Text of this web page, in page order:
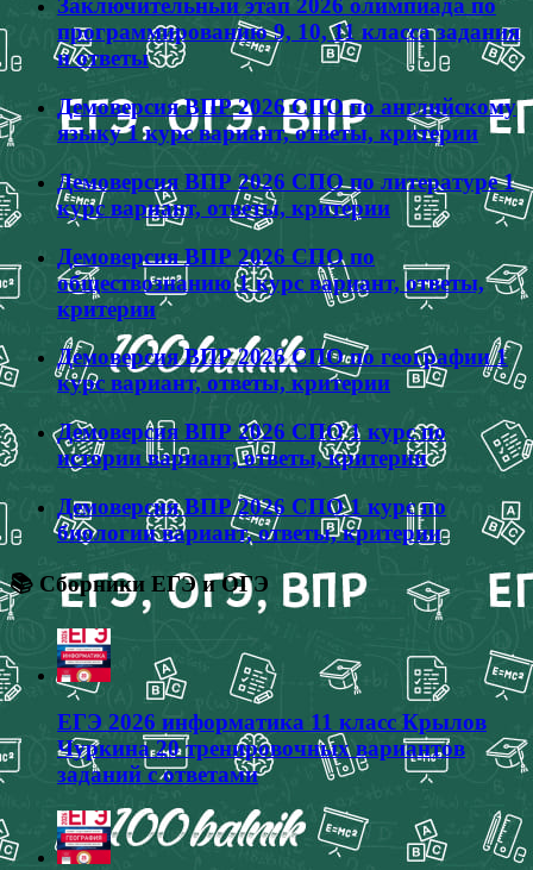
Заключительный этап 2026 олимпиада по
программированию 9, 10, 11 класса задания
и ответы
Демоверсия ВПР 2026 СПО по английскому
языку 1 курс вариант, ответы, критерии
Демоверсия ВПР 2026 СПО по литературе 1
курс вариант, ответы, критерии
Демоверсия ВПР 2026 СПО по
обществознанию 1 курс вариант, ответы,
критерии
Демоверсия ВПР 2026 СПО по географии 1
курс вариант, ответы, критерии
Демоверсия ВПР 2026 СПО 1 курс по
истории вариант, ответы, критерии
Демоверсия ВПР 2026 СПО 1 курс по
биологии вариант, ответы, критерии
📚 Сборники ЕГЭ и ОГЭ
ЕГЭ 2026 информатика 11 класс Крылов
Чуркина 20 тренировочных вариантов
заданий с ответами